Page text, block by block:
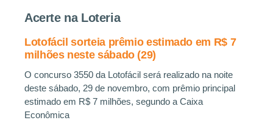
Acerte na Loteria
Lotofácil sorteia prêmio estimado em R$ 7
milhões neste sábado (29)
O concurso 3550 da Lotofácil será realizado na noite
deste sábado, 29 de novembro, com prêmio principal
estimado em R$ 7 milhões, segundo a Caixa
Econômica